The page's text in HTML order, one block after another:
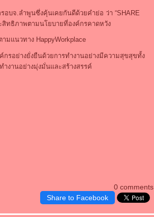
อบจ.ลำพูนซึ่งคุ้นเคยกันดีด้วยคำย่อ ว่า “SHARE
สิทธิภาพตามนโยบายที่องค์กรคาดหวัง
ามแนวทาง HappyWorkplace
รอย่างยั่งยืนด้วยการทำงานอย่างมีความสุขสุขทั้ง
งานอย่างมุ่งมั่นและสร้างสรรค์
0 comments
Share to Facebook